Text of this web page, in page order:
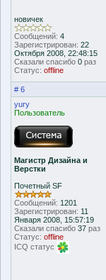
новичек
Сообщений: 4
Зарегистрирован: 22
Октября 2008, 22:48:15
Сказали спасибо 0 раз
Статус: offline
# 6
yury
Пользователь
Магистр Дизайна и
Верстки
Почетный SF
Сообщений: 1201
Зарегистрирован: 11
Января 2008, 15:57:19
Сказали спасибо 37 раз
Статус: offline
ICQ статус